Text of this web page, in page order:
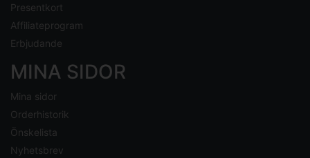
Presentkort
Affiliateprogram
Erbjudande
MINA SIDOR
Mina sidor
Orderhistorik
Önskelista
Nyhetsbrev